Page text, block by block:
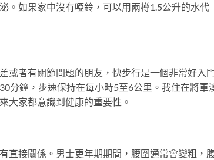
。如果家中沒有啞鈴，可以用兩樽1.5公升的水代
或者有關節問題的朋友，快步行是一個非常好入
分鐘，步速保持在每小時5至6公里。我住在將軍
大家都意識到健康的重要性。
直接關係。男士更年期期間，腰圍通常會變粗，